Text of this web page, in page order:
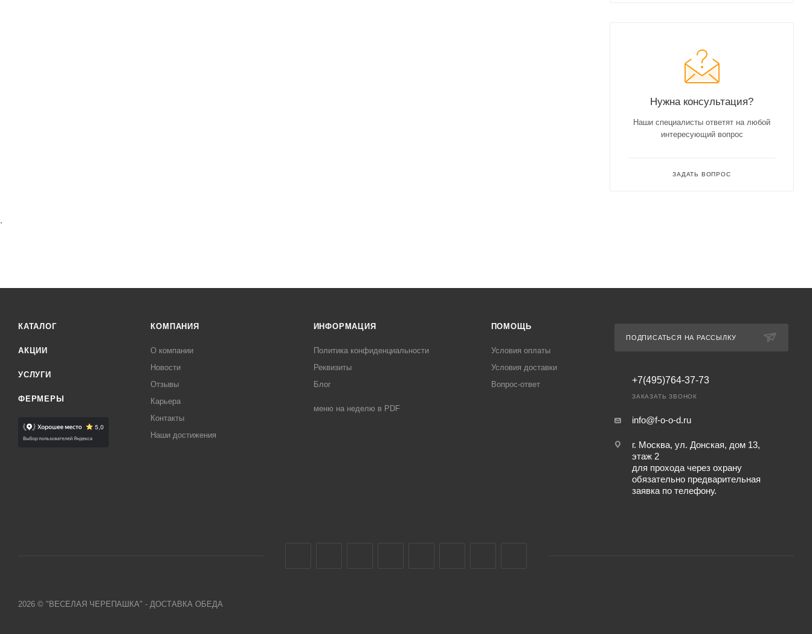
Нужна консультация?
Наши специалисты ответят на любой
интересующий вопрос
ЗАДАТЬ ВОПРОС
.
КАТАЛОГ
АКЦИИ
УСЛУГИ
ФЕРМЕРЫ
КОМПАНИЯ
О компании
Новости
Отзывы
Карьера
Контакты
Наши достижения
ИНФОРМАЦИЯ
Политика конфиденциальности
Реквизиты
Блог
меню на неделю в PDF
ПОМОЩЬ
Условия оплаты
Условия доставки
Вопрос-ответ
ПОДПИСАТЬСЯ НА РАССЫЛКУ
+7(495)764-37-73
ЗАКАЗАТЬ ЗВОНОК
info@f-o-o-d.ru
г. Москва, ул. Донская, дом 13,
этаж 2
для прохода через охрану
обязательно предварительная
заявка по телефону.
2026 © "ВЕСЕЛАЯ ЧЕРЕПАШКА" - ДОСТАВКА ОБЕДА